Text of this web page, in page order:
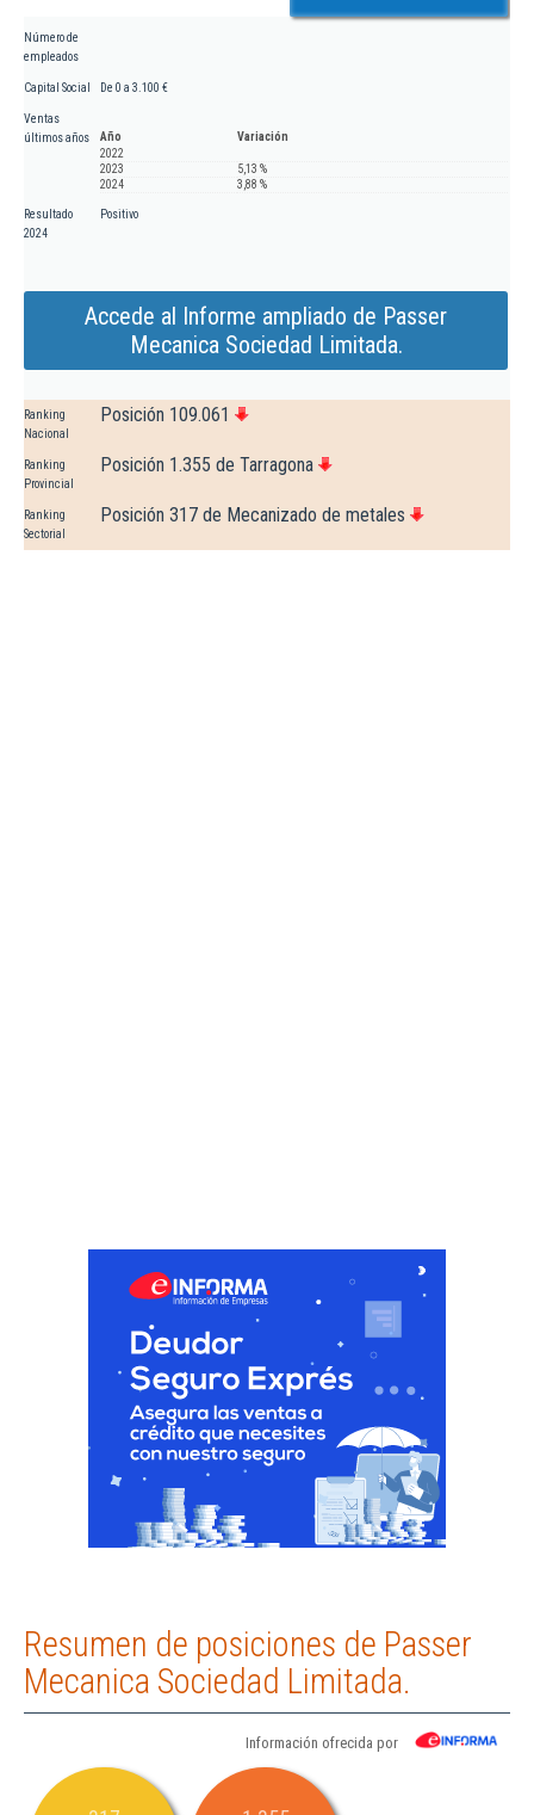
Número de
empleados
Capital Social De 0 a 3.100 €
Ventas
últimos años
Año
Variación
2022
2023
5,13 %
2024
3,88 %
Resultado
2024
Positivo
Accede al Informe ampliado de Passer
Mecanica Sociedad Limitada.
Ranking
Nacional
Posición 109.061
Ranking
Provincial
Posición 1.355 de Tarragona
Ranking
Sectorial
Posición 317 de Mecanizado de metales
Resumen de posiciones de Passer
Mecanica Sociedad Limitada.
Información ofrecida por